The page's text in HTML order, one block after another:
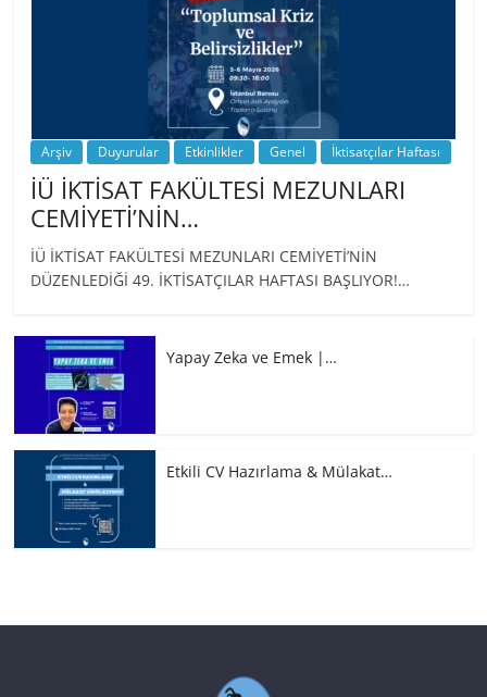
Arşiv Duyurular Etkinlikler Genel İktisatçılar Haftası
İÜ İKTİSAT FAKÜLTESİ MEZUNLARI
CEMİYETİ’NİN…
İÜ İKTİSAT FAKÜLTESİ MEZUNLARI CEMİYETİ’NİN
DÜZENLEDİĞİ 49. İKTİSATÇILAR HAFTASI BAŞLIYOR!…
Yapay Zeka ve Emek |…
Etkili CV Hazırlama & Mülakat…